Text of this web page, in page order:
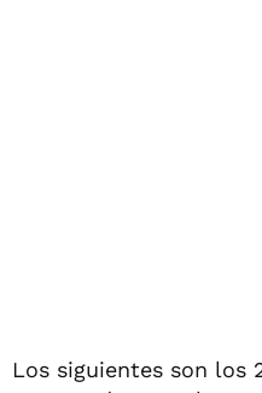
Los siguientes son los